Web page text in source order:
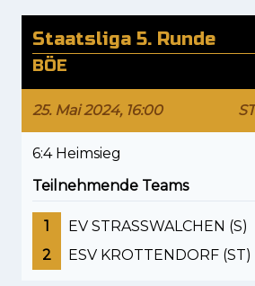
Staatsliga 5. Runde
BÖE
25. Mai 2024, 16:00
6:4 Heimsieg
Teilnehmende Teams
1
EV STRASSWALCHEN (S)
2
ESV KROTTENDORF (ST)